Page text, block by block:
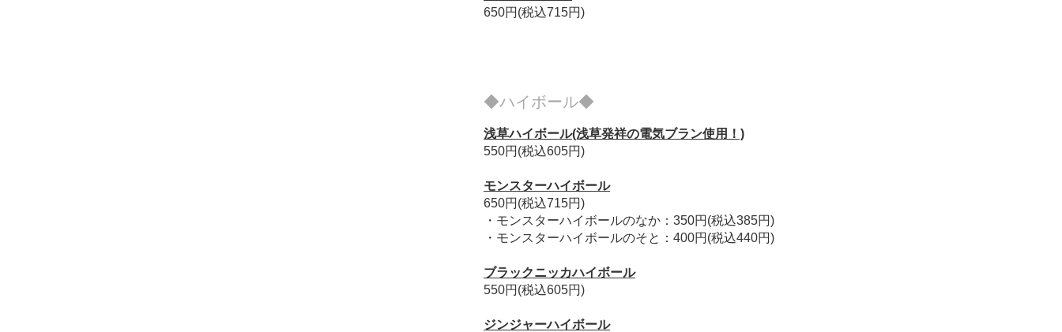
650円(税込715円)
◆ハイボール◆
浅草ハイボール(浅草発祥の電気ブラン使用！)
550円(税込605円)
モンスターハイボール
650円(税込715円)
・モンスターハイボールのなか：350円(税込385円)
・モンスターハイボールのそと：400円(税込440円)
ブラックニッカハイボール
550円(税込605円)
ジンジャーハイボール